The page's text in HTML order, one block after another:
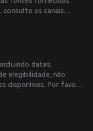
consulte os canais
datas,
elegibilidade, não
disponíveis. Por favor,
para tais